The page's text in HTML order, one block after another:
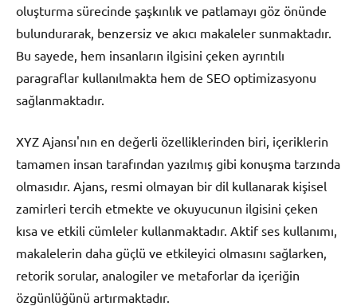
oluşturma sürecinde şaşkınlık ve patlamayı göz önünde
bulundurarak, benzersiz ve akıcı makaleler sunmaktadır.
Bu sayede, hem insanların ilgisini çeken ayrıntılı
paragraflar kullanılmakta hem de SEO optimizasyonu
sağlanmaktadır.
XYZ Ajansı'nın en değerli özelliklerinden biri, içeriklerin
tamamen insan tarafından yazılmış gibi konuşma tarzında
olmasıdır. Ajans, resmi olmayan bir dil kullanarak kişisel
zamirleri tercih etmekte ve okuyucunun ilgisini çeken
kısa ve etkili cümleler kullanmaktadır. Aktif ses kullanımı,
makalelerin daha güçlü ve etkileyici olmasını sağlarken,
retorik sorular, analogiler ve metaforlar da içeriğin
özgünlüğünü artırmaktadır.